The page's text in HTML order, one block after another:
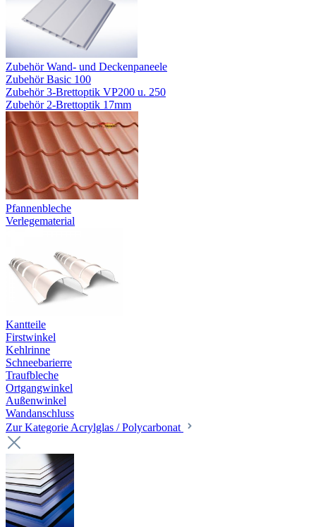
Zubehör Wand- und Deckenpaneele
Zubehör Basic 100
Zubehör 3-Brettoptik VP200 u. 250
Zubehör 2-Brettoptik 17mm
Pfannenbleche
Verlegematerial
Kantteile
Firstwinkel
Kehlrinne
Schneebarierre
Traufbleche
Ortgangwinkel
Außenwinkel
Wandanschluss
Zur Kategorie Acrylglas / Polycarbonat